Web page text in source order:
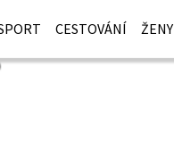
CESTOVÁNÍ ŽENY